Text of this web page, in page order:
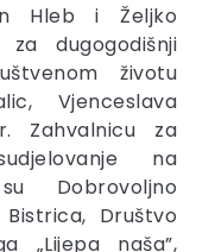
Hleb i Željko
dugogodišnji
životu
Vjenceslava
Zahvalnicu za
na
Dobrovoljno
Društvo
„Lijepa naša”,